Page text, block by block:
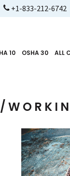
+1-833-212-6742
10 OSHA 30 ALL